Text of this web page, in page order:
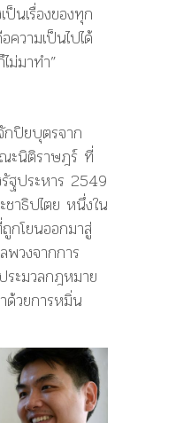
ป็นเรื่องของทุก
ความเป็นไปได้
ม่มาทำ”
กปิยบุตรจาก
ะนิติราษฎร์ ที่
ฐประหาร 2549
าธิปไตย หนึ่งใน
กโยนออกมาสู่
พวงจากการ
ระมวลกฎหมาย
ด้วยการหมิ่น